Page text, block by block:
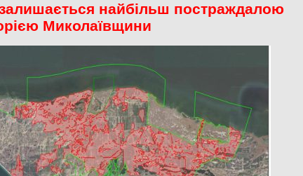
найбільш постраждалою
Миколаївщини